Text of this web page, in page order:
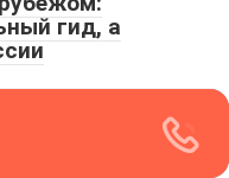
гид, а